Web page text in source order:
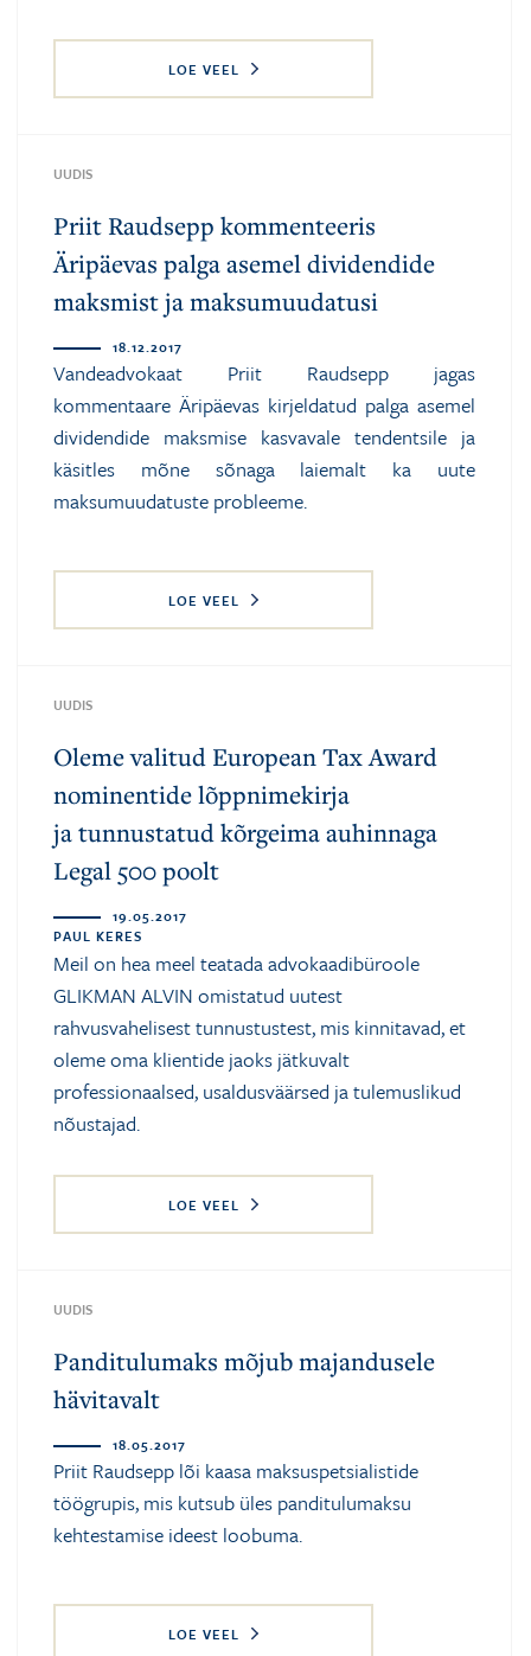
LOE VEEL
UUDIS
Priit Raudsepp kommenteeris
Äripäevas palga asemel dividendide
maksmist ja maksumuudatusi
18.12.2017
Vandeadvokaat Priit Raudsepp jagas
kommentaare Äripäevas kirjeldatud palga asemel
dividendide maksmise kasvavale tendentsile ja
käsitles mõne sõnaga laiemalt ka uute
maksumuudatuste probleeme.
LOE VEEL
UUDIS
Oleme valitud European Tax Award
nominentide lõppnimekirja
ja tunnustatud kõrgeima auhinnaga
Legal 500 poolt
19.05.2017
PAUL KERES
Meil on hea meel teatada advokaadibüroole
GLIKMAN ALVIN omistatud uutest
rahvusvahelisest tunnustustest, mis kinnitavad, et
oleme oma klientide jaoks jätkuvalt
professionaalsed, usaldusväärsed ja tulemuslikud
nõustajad.
LOE VEEL
UUDIS
Panditulumaks mõjub majandusele
hävitavalt
18.05.2017
Priit Raudsepp lõi kaasa maksuspetsialistide
töögrupis, mis kutsub üles panditulumaksu
kehtestamise ideest loobuma.
LOE VEEL